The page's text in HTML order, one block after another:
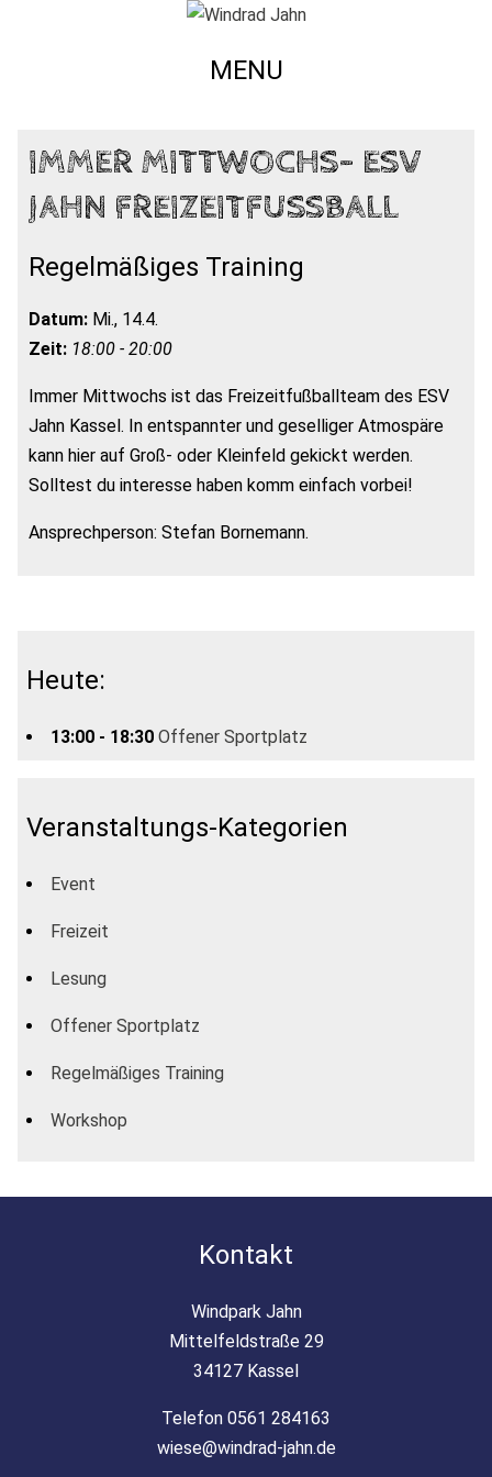
MENU
IMMER MITTWOCHS- ESV
JAHN FREIZEITFUSSBALL
Regelmäßiges Training
Datum: Mi., 14.4.
Zeit: 18:00 - 20:00
Immer Mittwochs ist das Freizeitfußballteam des ESV
Jahn Kassel. In entspannter und geselliger Atmospäre
kann hier auf Groß- oder Kleinfeld gekickt werden.
Solltest du interesse haben komm einfach vorbei!
Ansprechperson: Stefan Bornemann.
Heute:
13:00 - 18:30 Offener Sportplatz
Veranstaltungs-Kategorien
Event
Freizeit
Lesung
Offener Sportplatz
Regelmäßiges Training
Workshop
Kontakt
Windpark Jahn
Mittelfeldstraße 29
34127 Kassel
Telefon 0561 284163
wiese@windrad-jahn.de